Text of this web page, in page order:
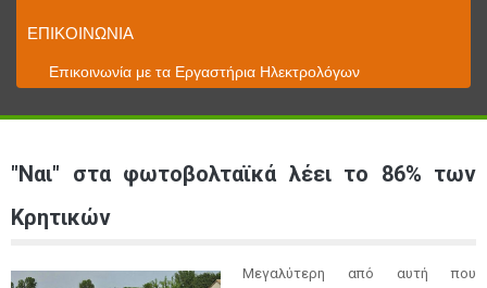
ΕΠΙΚΟΙΝΩΝΊΑ
Επικοινωνία με τα Εργαστήρια Ηλεκτρολόγων
"Ναι" στα φωτοβολταϊκά λέει το 86% των
Κρητικών
Μεγαλύτερη από αυτή που